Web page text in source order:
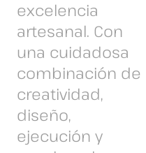
excelencia
artesanal. Con
una cuidadosa
combinación de
creatividad,
diseño,
ejecución y